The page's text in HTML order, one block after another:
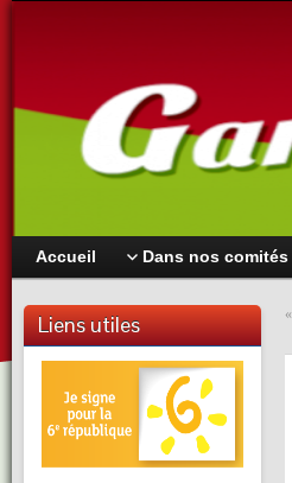
Accueil Dans nos comités
Liens utiles «